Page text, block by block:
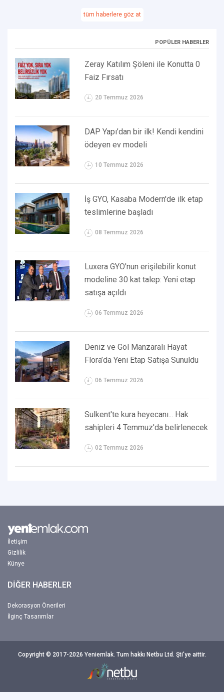
tüm haberlere göz at
POPÜLER HABERLER
Zeray Katılım Şöleni ile Konutta 0
Faiz Fırsatı
20 Temmuz 2026
DAP Yapı’dan bir ilk! Kendi kendini
ödeyen ev modeli
10 Temmuz 2026
İş GYO, Kasaba Modern'de ilk etap
teslimlerine başladı
08 Temmuz 2026
Luxera GYO'nun erişilebilir konut
modeline 30 kat talep: Yeni etap
satışa açıldı
06 Temmuz 2026
Deniz ve Göl Manzaralı Hayat
Flora’da Yeni Etap Satışa Sunuldu
06 Temmuz 2026
Sulkent'te kura heyecanı... Hak
sahipleri 4 Temmuz'da belirlenecek
02 Temmuz 2026
İletişim
Gizlilik
Künye
DİĞER HABERLER
Dekorasyon Önerileri
İlginç Tasarımlar
Copyright © 2017-2026 Yeniemlak. Tum hakkı Netbu Ltd. Şti'ye aittir.